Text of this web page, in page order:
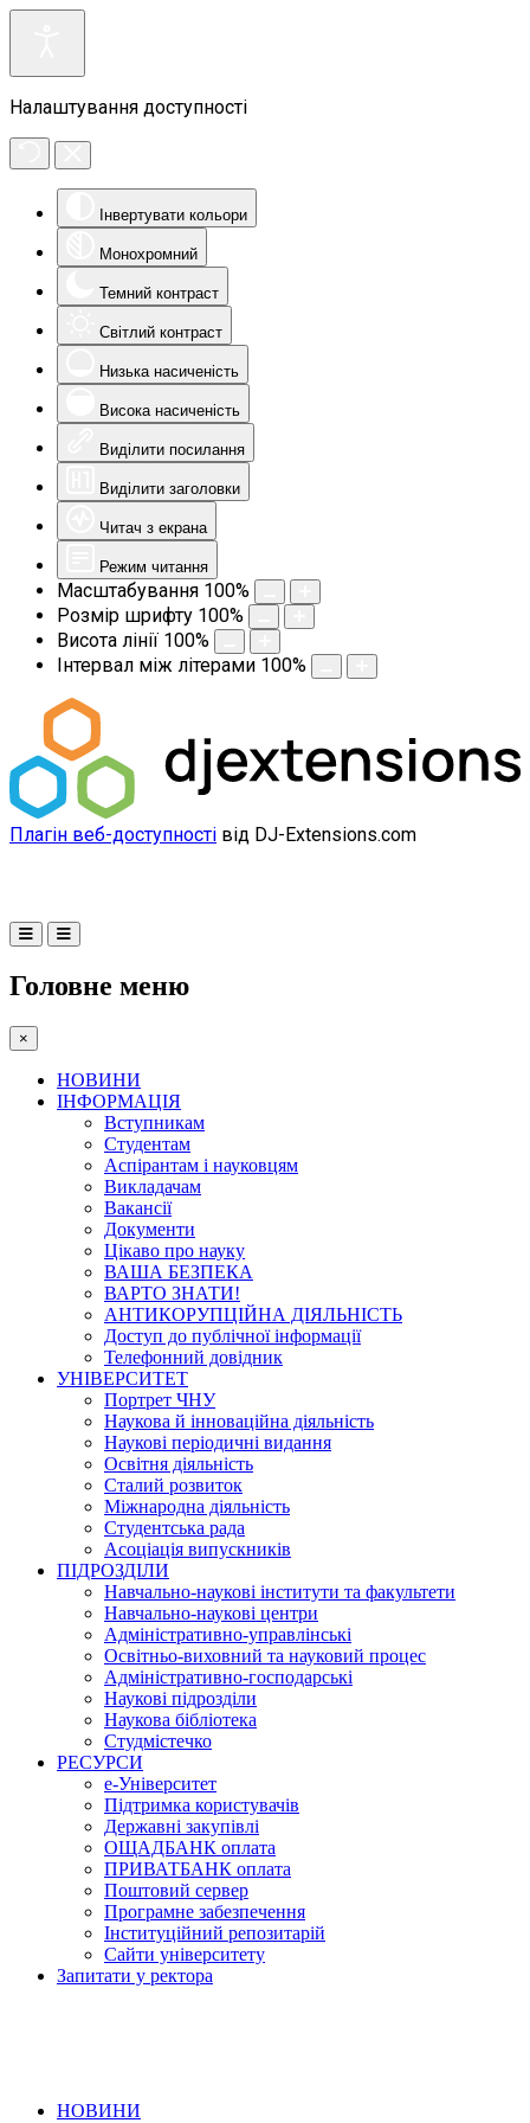
Налаштування доступності
Інвертувати кольори
Монохромний
Темний контраст
Світлий контраст
Низька насиченість
Висока насиченість
Виділити посилання
Виділити заголовки
Читач з екрана
Режим читання
Масштабування 100%
Розмір шрифту 100%
Висота лінії 100%
Інтервал між літерами 100%
Плагін веб-доступності від DJ-Extensions.com
Головне меню
×
НОВИНИ
ІНФОРМАЦІЯ
Вступникам
Студентам
Аспірантам і науковцям
Викладачам
Вакансії
Документи
Цікаво про науку
ВАША БЕЗПЕКА
ВАРТО ЗНАТИ!
АНТИКОРУПЦІЙНА ДІЯЛЬНІСТЬ
Доступ до публічної інформації
Телефонний довідник
УНІВЕРСИТЕТ
Портрет ЧНУ
Наукова й інноваційна діяльність
Наукові періодичні видання
Освітня діяльність
Сталий розвиток
Міжнародна діяльність
Студентська рада
Асоціація випускників
ПІДРОЗДІЛИ
Навчально-наукові інститути та факультети
Навчально-наукові центри
Адміністративно-управлінські
Освітньо-виховний та науковий процес
Адміністративно-господарські
Наукові підрозділи
Наукова бібліотека
Студмістечко
РЕСУРСИ
е-Університет
Підтримка користувачів
Державні закупівлі
ОЩАДБАНК оплата
ПРИВАТБАНК оплата
Поштовий сервер
Програмне забезпечення
Інституційний репозитарій
Сайти університету
Запитати у ректора
НОВИНИ